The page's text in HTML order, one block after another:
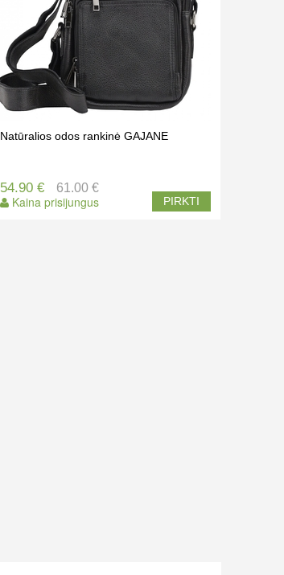
Natūralios odos rankinė GAJANE
54.90 €
Kaina prisijungus
61.00 €
PIRKTI